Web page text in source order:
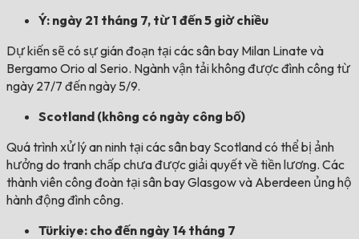
Ý: ngày 21 tháng 7, từ 1 đến 5 giờ chiều
Dự kiến ​​sẽ có sự gián đoạn tại các sân bay Milan Linate và
Bergamo Orio al Serio. Ngành vận tải không được đình công từ
ngày 27/7 đến ngày 5/9.
Scotland (không có ngày công bố)
Quá trình xử lý an ninh tại các sân bay Scotland có thể bị ảnh
hưởng do tranh chấp chưa được giải quyết về tiền lương. Các
thành viên công đoàn tại sân bay Glasgow và Aberdeen ủng hộ
hành động đình công.
Türkiye: cho đến ngày 14 tháng 7